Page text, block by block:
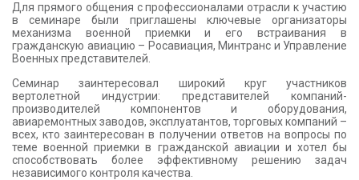
Для прямого общения с профессионалами отрасли к участию
в семинаре были приглашены ключевые организаторы
механизма военной приемки и его встраивания в
гражданскую авиацию – Росавиация, Минтранс и Управление
Военных представителей.
Семинар заинтересовал широкий круг участников
вертолетной индустрии: представителей компаний-
производителей компонентов и оборудования,
авиаремонтных заводов, эксплуатантов, торговых компаний –
всех, кто заинтересован в получении ответов на вопросы по
теме военной приемки в гражданской авиации и хотел бы
способствовать более эффективному решению задач
независимого контроля качества.